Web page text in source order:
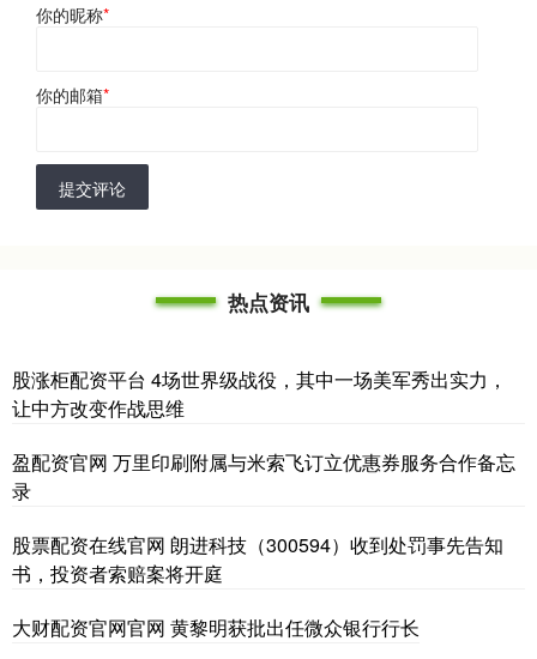
你的昵称*
你的邮箱*
提交评论
热点资讯
股涨柜配资平台 4场世界级战役，其中一场美军秀出实力，
让中方改变作战思维
盈配资官网 万里印刷附属与米索飞订立优惠券服务合作备忘
录
股票配资在线官网 朗进科技（300594）收到处罚事先告知
书，投资者索赔案将开庭
大财配资官网官网 黄黎明获批出任微众银行行长